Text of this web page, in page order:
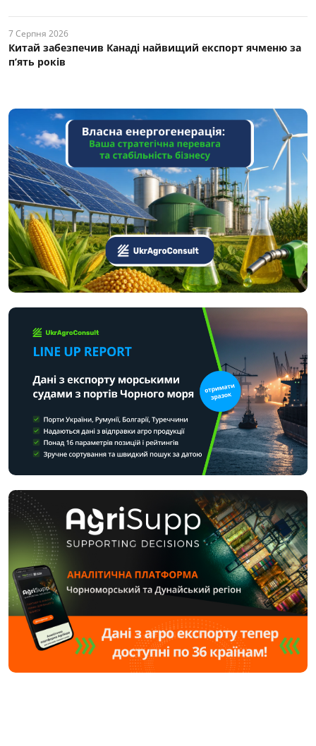
7 Серпня 2026
Китай забезпечив Канаді найвищий експорт ячменю за
п’ять років